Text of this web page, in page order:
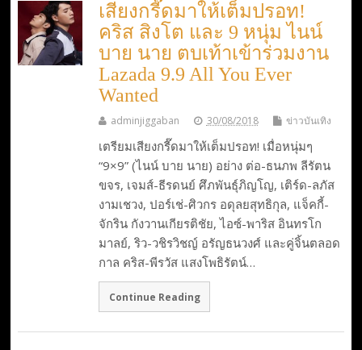
เสียงกรี๊ดมาให้เต็มปรอท!
คริส สิงโต และ 9 หนุ่ม ไนน์
บาย นาย ตบเท้าเข้าร่วมงาน
Lazada 9.9 All You Ever
Wanted
adminjiggaban 30/08/2018 ข่าวบันเทิง
เตรียมเสียงกรี๊ดมาให้เต็มปรอท! เมื่อหนุ่มๆ
“9×9” (ไนน์ บาย นาย) อย่าง ต่อ-ธนภพ ลีรัตน
ขจร, เจมส์-ธีรดนย์ ศึภพันธุ์ภิญโญ, เติร์ด-ลภัส
งามเชวง, ปอร์เช่-ศิวกร อดุลยสุทธิกุล, แจ็คกี้-
จักริน กังวานเกียรติชัย, ไอซ์-พาริส อินทรโก
มาลย์, ริว-วชิรวิชญ์ อรัญธนวงศ์ และคู่จิ้นตลอด
กาล คริส-พีรวัส แสงโพธิรัตน์…
Continue Reading